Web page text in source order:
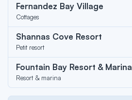
Fernandez Bay Village
Cottages
Shannas Cove Resort
Petit resort
Fountain Bay Resort & Marina
Resort & marina